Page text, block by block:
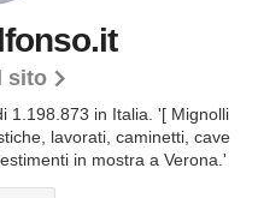
sito
1.198.873 in Italia. '[ Mignolli
lavorati, caminetti, cave
in mostra a Verona.'